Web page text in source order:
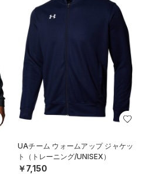
UAチーム ウォームアップ ジャケッ
ト（トレーニング/UNISEX）
￥7,150